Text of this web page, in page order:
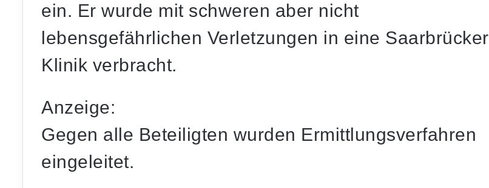
ein. Er wurde mit schweren aber nicht
lebensgefährlichen Verletzungen in eine Saarbrücker
Klinik verbracht.
Anzeige:
Gegen alle Beteiligten wurden Ermittlungsverfahren
eingeleitet.